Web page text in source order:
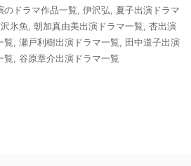
のドラマ作品一覧 伊沢弘
夏子出演ドラマ
氷魚 朝加真由美出演ドラマ一覧 杏出演
覧 瀬戸利樹出演ドラマ一覧
田中道子出演
覧 谷原章介出演ドラマ一覧